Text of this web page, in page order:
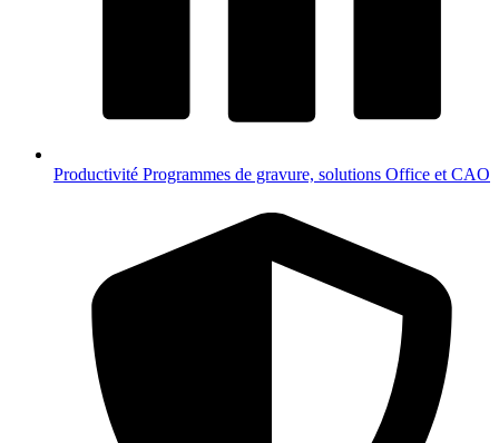
Productivité Programmes de gravure, solutions Office et CAO